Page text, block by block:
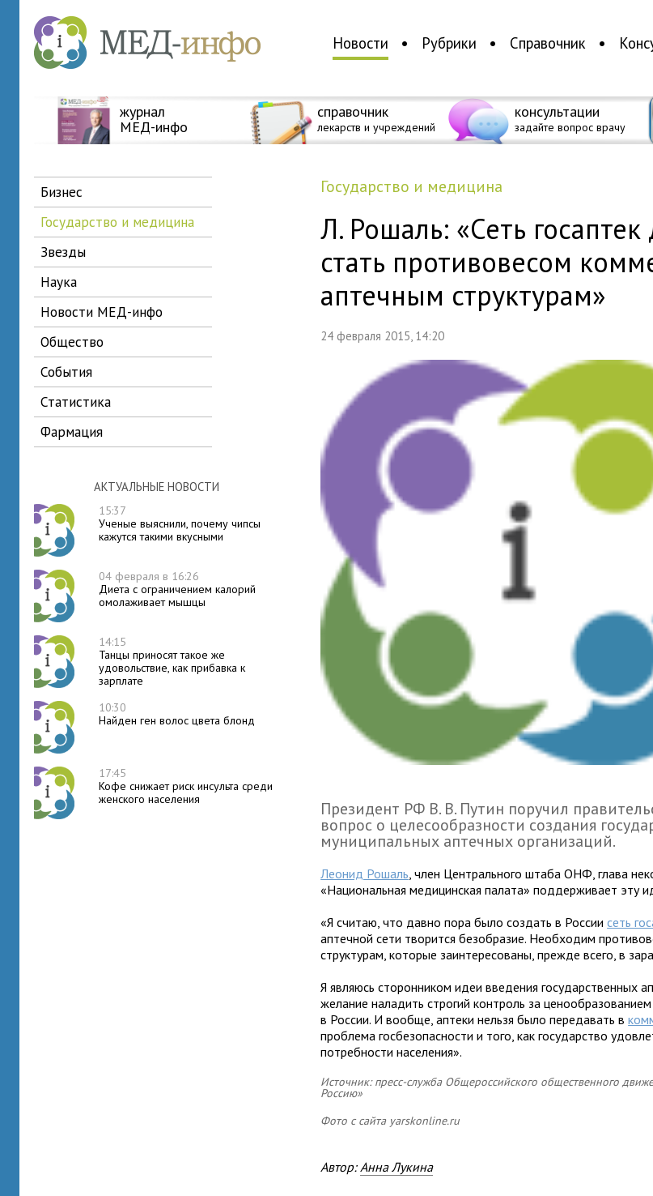
Новости Рубрики Справочник
журнал
МЕД-инфо
справочник
лекарств и учреждений
консультации
задайте вопрос врачу
бизнес
государство и медицина
звезды
наука
новости МЕД-инфо
общество
события
статистика
фармация
АКТУАЛЬНЫЕ НОВОСТИ
15:37
Ученые выяснили, почему чипсы
кажутся такими вкусными
04 февраля в 16:26
Диета с ограничением калорий
омолаживает мышцы
14:15
Танцы приносят такое же
удовольствие, как прибавка к
зарплате
10:30
Найден ген волос цвета блонд
17:45
Кофе снижает риск инсульта среди
женского населения
государство и медицина
Л. Рошаль: «Сеть
стать противовесом
аптечным структурам»
24 февраля 2015, 14:20
Президент РФ В. В. Путин поручил
вопрос о целесообразности создания
муниципальных аптечных организаций.
Леонид Рошаль, член Центрального штаба ОНФ, глава
«Национальная медицинская палата» поддерживает эту
«Я считаю, что давно пора было создать в Россиисеть
аптечной сети творится безобразие. Необходим
структурам, которые заинтересованы, прежде всего, в
Я являюсь сторонником идеи введения государственных
желание наладить строгий контроль за
в России. И вообще, аптеки нельзя было передавать в
проблема госбезопасности и того, как государство
потребности населения».
Источник: пресс-служба Общероссийского общественного
Россию»
Фото с сайта yarskonline.ru
Автор:Анна Лукина